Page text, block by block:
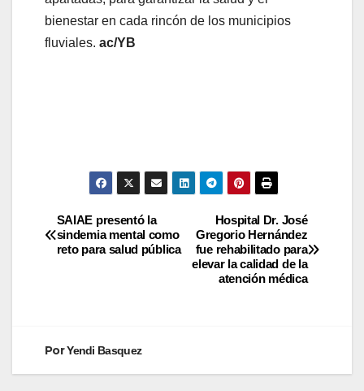
bienestar en cada rincón de los municipios
fluviales. ac/YB
Hospital Dr. José
Gregorio Hernández
fue rehabilitado para
elevar la calidad de la
atención médica
SAIAE presentó la
sindemia mental como
reto para salud pública
PorYendi Basquez